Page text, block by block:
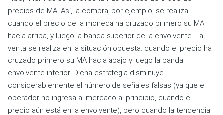
precios de MA. Así, la compra, por ejemplo, se realiza
cuando el precio de la moneda ha cruzado primero su MA
hacia arriba, y luego la banda superior de la envolvente. La
venta se realiza en la situación opuesta: cuando el precio ha
cruzado primero su MA hacia abajo y luego la banda
envolvente inferior. Dicha estrategia disminuye
considerablemente el número de señales falsas (ya que el
operador no ingresa al mercado al principio, cuando el
precio aún está en la envolvente), pero cuando la tendencia